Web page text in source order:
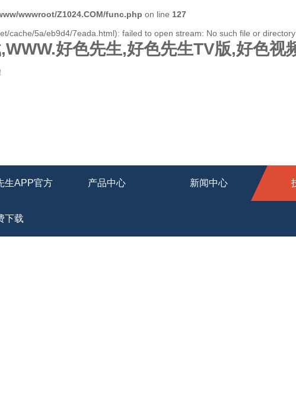
wwwroot/Z1024.COM/func.php on line 127
cache/5a/eb9d4/7eada.html): failed to open stream: No such file or
好色先生,好色先生TV版,好色视
生APP官方
下载
产品中心 新闻中心